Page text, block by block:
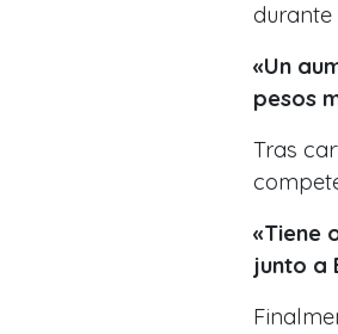
durante
«Un
pesos
Tras
«Tiene
junto a